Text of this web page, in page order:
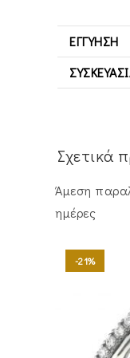
ΕΓΓΎΗΣΗ
Σχετικά
Άμεση
ημέρες
-21%